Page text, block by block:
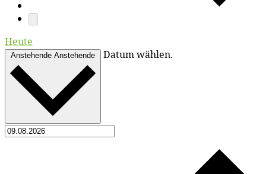
Heute
Anstehende Anstehende Datum wählen.